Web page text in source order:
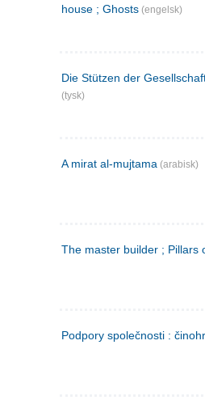
house ; Ghosts (engelsk)
Die Stützen der
(tysk)
A mirat al-mujtama (arabisk)
The master builder ; Pillars
Podpory společnosti :